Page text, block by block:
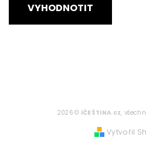
VYHODNOTIT
2026 © iČEŠTINA.cz,
Vytvořil